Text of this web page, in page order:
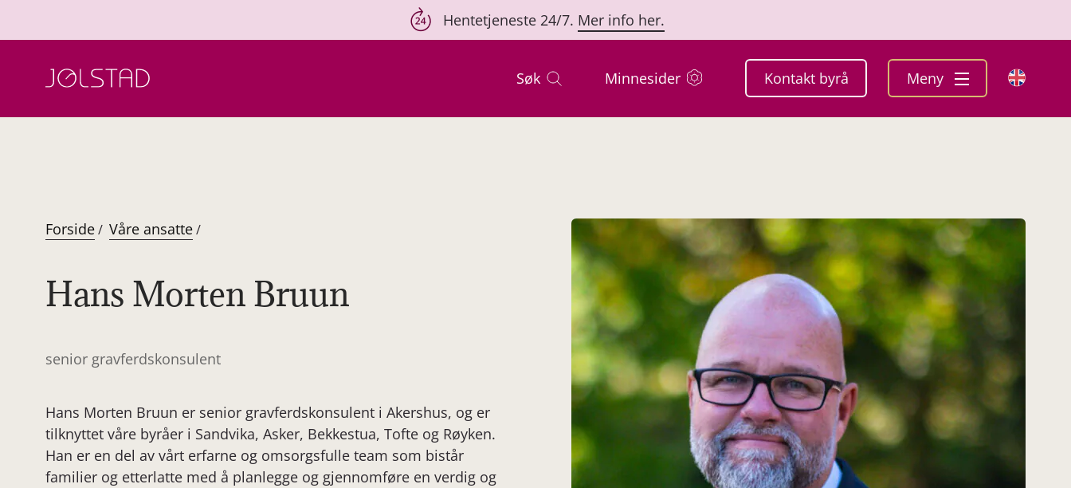
Hentetjeneste 24/7. Mer info her.
Søk Minnesider Kontakt byrå Meny
Forside/ Våre ansatte/
Hans Morten Bruun
senior gravferdskonsulent
Hans Morten Bruun er senior gravferdskonsulent i Akershus, og er
tilknyttet våre byråer i Sandvika, Asker, Bekkestua, Tofte og Røyken.
Han er en del av vårt erfarne og omsorgsfulle team som bistår
familier og etterlatte med å planlegge og gjennomføre en verdig og